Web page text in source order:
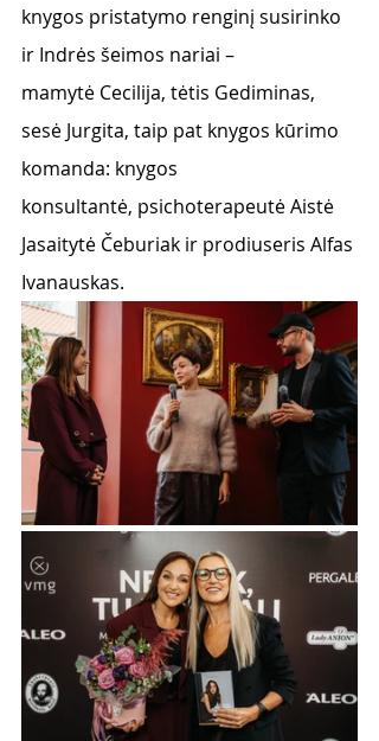
knygos pristatymo renginį susirinko
ir Indrės šeimos nariai –
mamytė Cecilija, tėtis Gediminas,
sesė Jurgita, taip pat knygos kūrimo
komanda: knygos
konsultantė, psichoterapeutė Aistė
Jasaitytė Čeburiak ir prodiuseris Alfas
Ivanauskas.